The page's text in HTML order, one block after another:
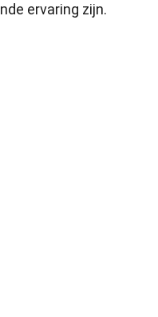
ervaring zijn.